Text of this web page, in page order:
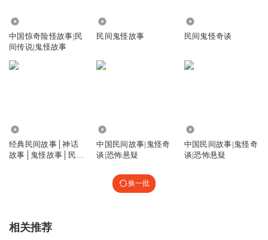
中国惊奇险怪故事|民
间传说|鬼怪故事
民间鬼怪故事 民间鬼怪奇谈
经典民间故事│神话
故事│鬼怪故事│民间
中国民间故事|鬼怪奇
谈|恐怖悬疑
中国民间故事|鬼怪奇
谈|恐怖悬疑
换一批
相关推荐